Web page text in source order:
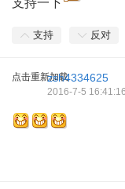
支持一下
支持 反对
点击重新加载zsh4334625
2016-7-5 16:41:16